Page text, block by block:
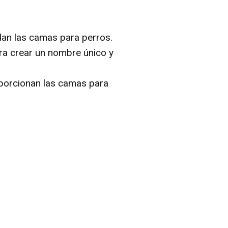
las camas para perros.
crear un nombre único y
las camas para